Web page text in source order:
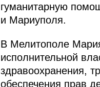
гуманитарную
и Мариуполя.
В Мелитополе
исполнительной
здравоохранения,
обеспечения прав